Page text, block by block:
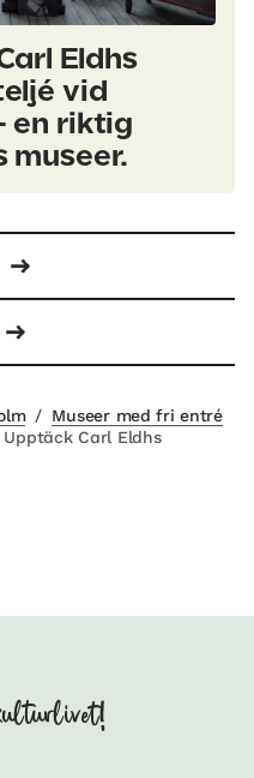
Eldhs
vid
en riktig
museer.
/ Museer med fri entré
Upptäck Carl Eldhs